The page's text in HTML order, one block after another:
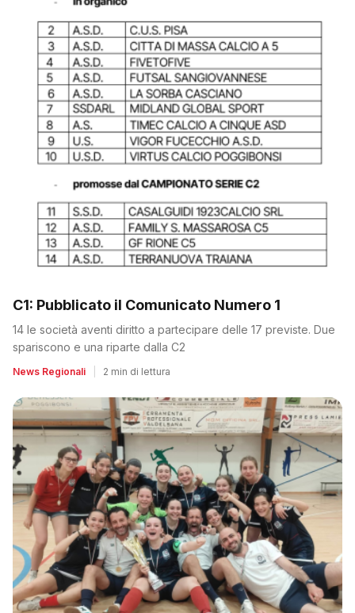
C1: Pubblicato il Comunicato Numero 1
14 le società aventi diritto a partecipare delle 17 previste. Due
spariscono e una riparte dalla C2
News Regionali 2 min di lettura